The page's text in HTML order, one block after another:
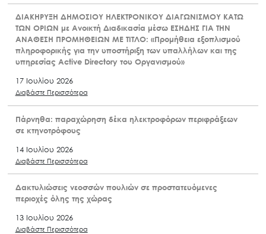
ΔΙΑΚΗΡΥΞΗ ΔΗΜΟΣΙΟΥ ΗΛΕΚΤΡΟΝΙΚΟΥ ΔΙΑΓΩΝΙΣΜΟΥ ΚΑΤΩ
ΤΩΝ ΟΡΙΩΝ με Ανοικτή Διαδικασία μέσω ΕΣΗΔΗΣ ΓΙΑ ΤΗΝ
ΑΝΑΘΕΣΗ ΠΡΟΜΗΘΕΙΩΝ ΜΕ ΤΙΤΛΟ: «Προμήθεια εξοπλισμού
πληροφορικής για την υποστήριξη των υπαλλήλων και της
υπηρεσίας Active Directory του Οργανισμού»
17 Ιουλίου 2026
Διαβάστε Περισσότερα
Πάρνηθα: παραχώρηση δέκα ηλεκτροφόρων περιφράξεων
σε κτηνοτρόφους
14 Ιουλίου 2026
Διαβάστε Περισσότερα
Δακτυλιώσεις νεοσσών πουλιών σε προστατευόμενες
περιοχές όλης της χώρας
13 Ιουλίου 2026
Διαβάστε Περισσότερα